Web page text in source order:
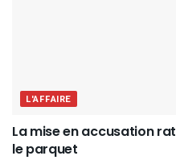
L'AFFAIRE
La mise en accusation
le parquet